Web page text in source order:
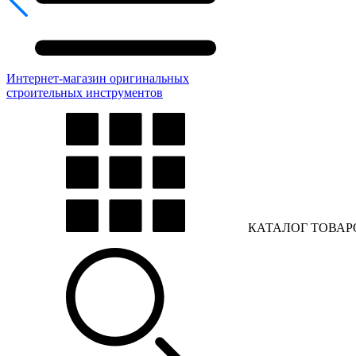
Интернет-магазин оригинальных
строительных инструментов
КАТАЛОГ